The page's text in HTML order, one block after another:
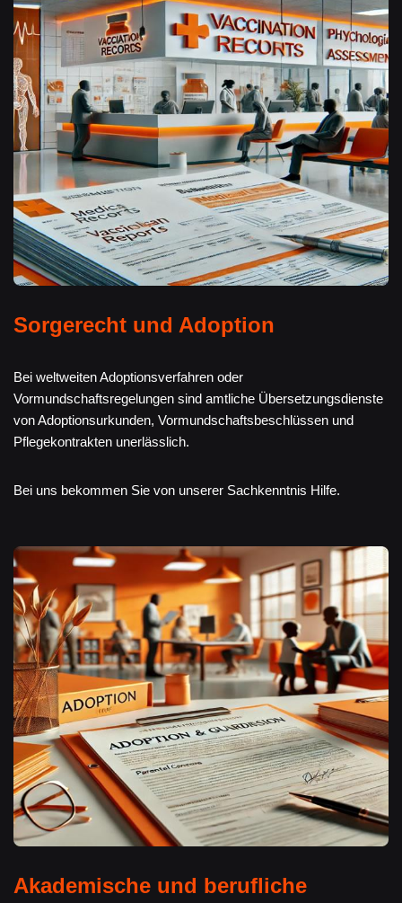
Sorgerecht und Adoption
Bei weltweiten Adoptionsverfahren oder
Vormundschaftsregelungen sind amtliche Übersetzungsdienste
von Adoptionsurkunden, Vormundschaftsbeschlüssen und
Pflegekontrakten unerlässlich.
Bei uns bekommen Sie von unserer Sachkenntnis Hilfe.
Akademische und berufliche